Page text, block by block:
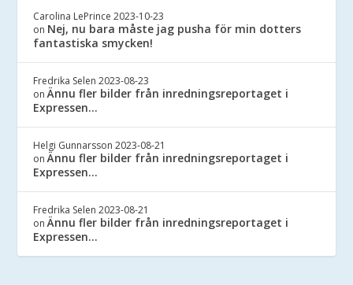
Carolina LePrince 2023-10-23
on Nej, nu bara måste jag pusha för min dotters
fantastiska smycken!
Fredrika Selen 2023-08-23
onÄnnu fler bilder från inredningsreportaget i
Expressen…
Helgi Gunnarsson 2023-08-21
onÄnnu fler bilder från inredningsreportaget i
Expressen…
Fredrika Selen 2023-08-21
onÄnnu fler bilder från inredningsreportaget i
Expressen…